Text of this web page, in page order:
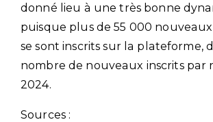
donné lieu à une très bonne
puisque plus de 55 000
se sont inscrits sur la plateforme,
nombre de nouveaux inscrits par
2024.
Sources :